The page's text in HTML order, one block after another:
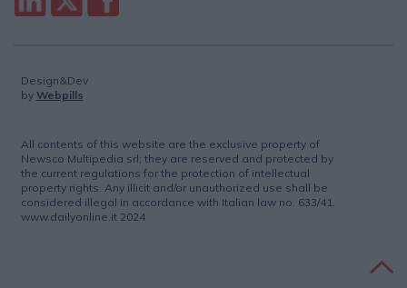
Design&Dev
by Webpills
All contents of this website are the exclusive property of
Newsco Multipedia srl; they are reserved and protected by
the current regulations for the protection of intellectual
property rights. Any illicit and/or unauthorized use shall be
considered illegal in accordance with Italian law no. 633/41.
www.dailyonline.it 2024